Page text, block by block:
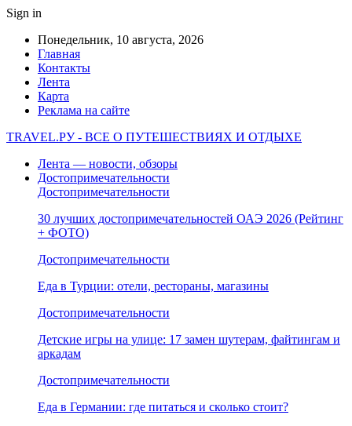
Sign in
Понедельник, 10 августа, 2026
Главная
Контакты
Лента
Карта
Реклама на сайте
TRAVEL.РУ - ВСЕ О ПУТЕШЕСТВИЯХ И ОТДЫХЕ
Лента — новости, обзоры
Достопримечательности
Достопримечательности
30 лучших достопримечательностей ОАЭ 2026 (Рейтинг
+ ФОТО)
Достопримечательности
Еда в Турции: отели, рестораны, магазины
Достопримечательности
Детские игры на улице: 17 замен шутерам, файтингам и
аркадам
Достопримечательности
Еда в Германии: где питаться и сколько стоит?